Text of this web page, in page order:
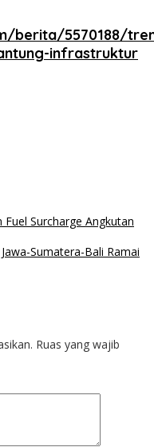
berita/5570188/
infrastruktur
Fuel Surcharge Angkutan
Sumatera-Bali Ramai
Ruas yang wajib